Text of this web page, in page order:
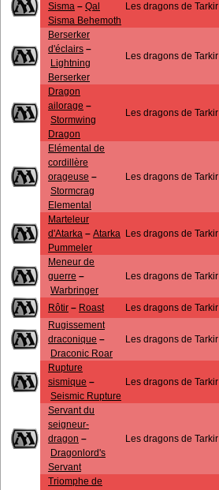
Sisma – Qal
Sisma Behemoth
Les dragons de Tarkir
Berserker
d'éclairs –
Lightning
Berserker
Les dragons de Tarkir
Dragon
ailorage –
Stormwing
Dragon
Les dragons de Tarkir
Elémental de
cordillère
orageuse –
Stormcrag
Elemental
Les dragons de Tarkir
Marteleur
d'Atarka – Atarka
Pummeler
Les dragons de Tarkir
Meneur de
guerre –
Warbringer
Les dragons de Tarkir
Rôtir – Roast Les dragons de Tarkir
Rugissement
draconique –
Draconic Roar
Les dragons de Tarkir
Rupture
sismique –
Seismic Rupture
Les dragons de Tarkir
Servant du
seigneur-
dragon –
Dragonlord's
Servant
Les dragons de Tarkir
Triomphe de